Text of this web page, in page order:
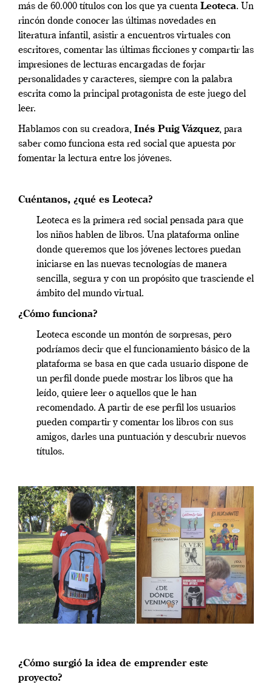
más de 60.000 títulos con los que ya cuenta Leoteca. Un
rincón donde conocer las últimas novedades en
literatura infantil, asistir a encuentros virtuales con
escritores, comentar las últimas ficciones y compartir las
impresiones de lecturas encargadas de forjar
personalidades y caracteres, siempre con la palabra
escrita como la principal protagonista de este juego del
leer.
Hablamos con su creadora, Inés Puig Vázquez, para
saber como funciona esta red social que apuesta por
fomentar la lectura entre los jóvenes.
Cuéntanos, ¿qué es Leoteca?
Leoteca es la primera red social pensada para que
los niños hablen de libros. Una plataforma online
donde queremos que los jóvenes lectores puedan
iniciarse en las nuevas tecnologías de manera
sencilla, segura y con un propósito que trasciende el
ámbito del mundo virtual.
¿Cómo funciona?
Leoteca esconde un montón de sorpresas, pero
podríamos decir que el funcionamiento básico de la
plataforma se basa en que cada usuario dispone de
un perfil donde puede mostrar los libros que ha
leído, quiere leer o aquellos que le han
recomendado. A partir de ese perfil los usuarios
pueden compartir y comentar los libros con sus
amigos, darles una puntuación y descubrir nuevos
títulos.
¿Cómo surgió la idea de emprender este
proyecto?